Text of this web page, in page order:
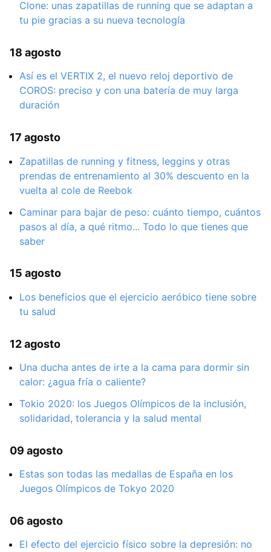
Clone: unas zapatillas de running que se adaptan a
tu pie gracias a su nueva tecnología
18 agosto
Así es el VERTIX 2, el nuevo reloj deportivo de
COROS: preciso y con una batería de muy larga
duración
17 agosto
Zapatillas de running y fitness, leggins y otras
prendas de entrenamiento al 30% descuento en la
vuelta al cole de Reebok
Caminar para bajar de peso: cuánto tiempo, cuántos
pasos al día, a qué ritmo... Todo lo que tienes que
saber
15 agosto
Los beneficios que el ejercicio aeróbico tiene sobre
tu salud
12 agosto
Una ducha antes de irte a la cama para dormir sin
calor: ¿agua fría o caliente?
Tokio 2020: los Juegos Olímpicos de la inclusión,
solidaridad, tolerancia y la salud mental
09 agosto
Estas son todas las medallas de España en los
Juegos Olímpicos de Tokyo 2020
06 agosto
El efecto del ejercicio físico sobre la depresión: no